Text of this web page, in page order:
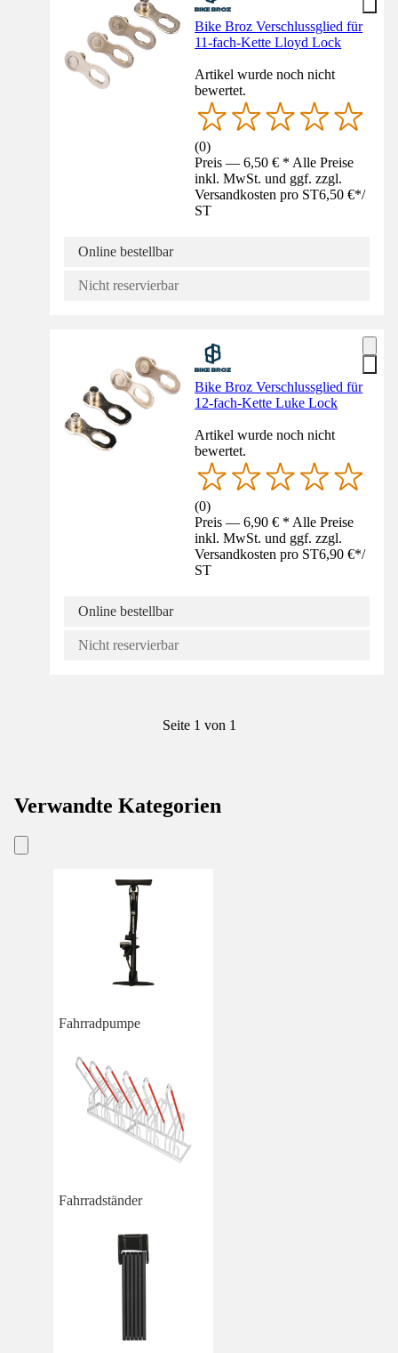
Bike Broz Verschlussglied für
11-fach-Kette Lloyd Lock
Artikel wurde noch nicht
bewertet.
(0)
Preis — 6,50 € * Alle Preise
inkl. MwSt. und ggf. zzgl.
Versandkosten pro ST6,50 €*/
ST
Online bestellbar
Nicht reservierbar
Bike Broz Verschlussglied für
12-fach-Kette Luke Lock
Artikel wurde noch nicht
bewertet.
(0)
Preis — 6,90 € * Alle Preise
inkl. MwSt. und ggf. zzgl.
Versandkosten pro ST6,90 €*/
ST
Online bestellbar
Nicht reservierbar
Seite 1 von 1
Verwandte Kategorien
Fahrradpumpe
Fahrradständer